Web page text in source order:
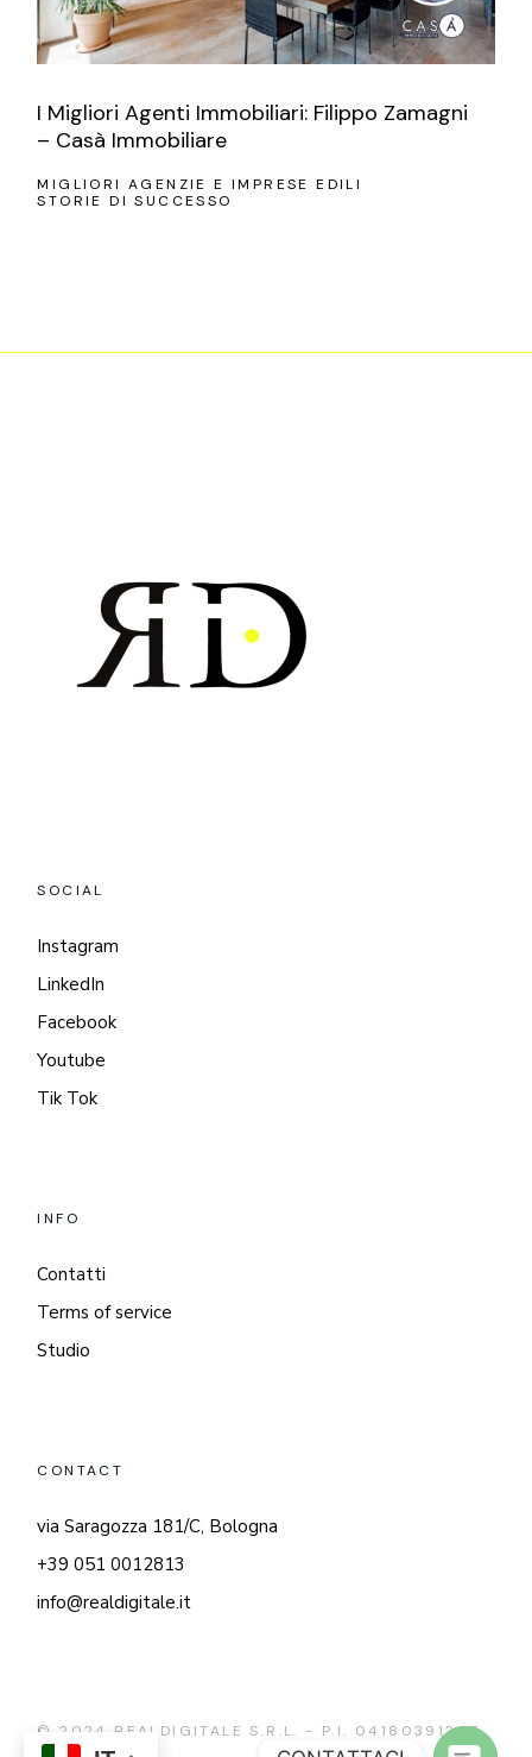
I Migliori Agenti Immobiliari: Filippo Zamagni
– Casà Immobiliare
MIGLIORI AGENZIE E IMPRESE EDILI
STORIE DI SUCCESSO
SOCIAL
Instagram
LinkedIn
Facebook
Youtube
Tik Tok
INFO
Contatti
Terms of service
Studio
CONTACT
via Saragozza 181/C, Bologna
+39 051 0012813
info@realdigitale.it
© 2024 REALDIGITALE S.R.L. - P.I. 04180391205